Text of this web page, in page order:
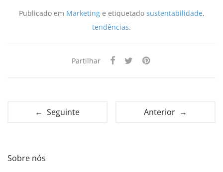
Publicado em Marketinge etiquetado sustentabilidade,
tendências.
Partilhar
← Seguinte Anterior →
Sobre nós